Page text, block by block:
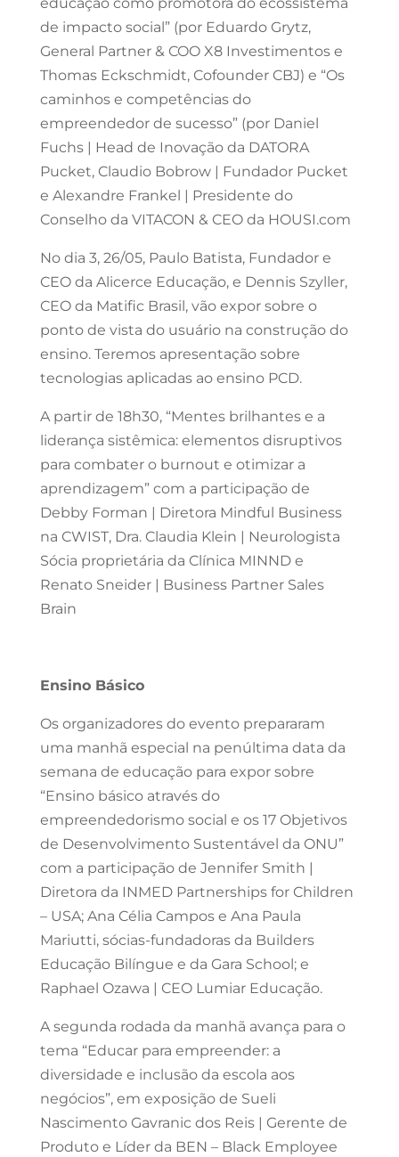
de impacto social” (por Eduardo Grytz,
General Partner & COO X8 Investimentos e
Thomas Eckschmidt, Cofounder CBJ) e “Os
caminhos e competências do
empreendedor de sucesso” (por Daniel
Fuchs | Head de Inovação da DATORA
Pucket, Claudio Bobrow | Fundador Pucket
e Alexandre Frankel | Presidente do
Conselho da VITACON & CEO da HOUSI.com
No dia 3, 26/05, Paulo Batista, Fundador e
CEO da Alicerce Educação, e Dennis Szyller,
CEO da Matific Brasil, vão expor sobre o
ponto de vista do usuário na construção do
ensino. Teremos apresentação sobre
tecnologias aplicadas ao ensino PCD.
A partir de 18h30, “Mentes brilhantes e a
liderança sistêmica: elementos disruptivos
para combater o burnout e otimizar a
aprendizagem” com a participação de
Debby Forman | Diretora Mindful Business
na CWIST, Dra. Claudia Klein | Neurologista
Sócia proprietária da Clínica MINND e
Renato Sneider | Business Partner Sales
Brain
Ensino Básico
Os organizadores do evento prepararam
uma manhã especial na penúltima data da
semana de educação para expor sobre
“Ensino básico através do
empreendedorismo social e os 17 Objetivos
de Desenvolvimento Sustentável da ONU”
com a participação de Jennifer Smith |
Diretora da INMED Partnerships for Children
– USA; Ana Célia Campos e Ana Paula
Mariutti, sócias-fundadoras da Builders
Educação Bilíngue e da Gara School; e
Raphael Ozawa | CEO Lumiar Educação.
A segunda rodada da manhã avança para o
tema “Educar para empreender: a
diversidade e inclusão da escola aos
negócios”, em exposição de Sueli
Nascimento Gavranic dos Reis | Gerente de
Produto e Líder da BEN – Black Employee